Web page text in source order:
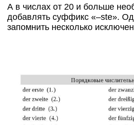
А в числах от 20 и больше
добавлять суффикс «–stе».
запомнить несколько